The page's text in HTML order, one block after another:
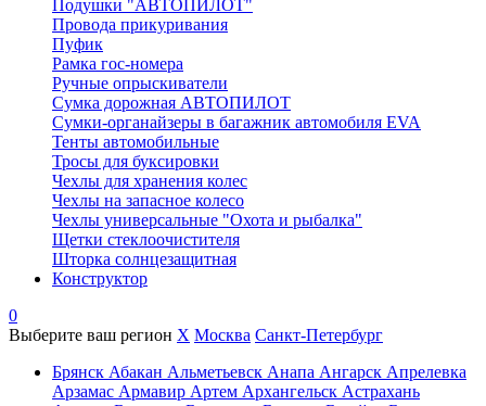
Подушки "АВТОПИЛОТ"
Провода прикуривания
Пуфик
Рамка гос-номера
Ручные опрыскиватели
Сумка дорожная АВТОПИЛОТ
Сумки-органайзеры в багажник автомобиля EVA
Тенты автомобильные
Тросы для буксировки
Чехлы для хранения колес
Чехлы на запасное колесо
Чехлы универсальные "Охота и рыбалка"
Щетки стеклоочистителя
Шторка солнцезащитная
Конструктор
0
Выберите ваш регион X Москва Санкт-Петербург
Брянск Абакан Альметьевск Анапа Ангарск Апрелевка
Арзамас Армавир Артем Архангельск Астрахань